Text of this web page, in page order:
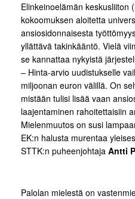
Elinkeinoelämän keskusliiton
kokoomuksen aloitetta
ansiosidonnaisesta
yllättävä takinkääntö. Vielä
se kannattaa nykyistä
– Hinta-arvio uudistukselle
miljoonan euron välillä. On
mistään tulisi lisää vaan
laajentaminen rahoitettaisiin
Mielenmuutos on susi
EK:n halusta murentaa
STTK:n puheenjohtaja Antti
Palolan mielestä on